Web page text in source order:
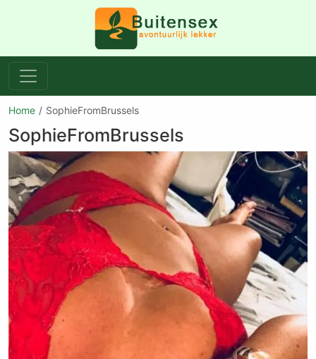
Home SophieFromBrussels
SophieFromBrussels